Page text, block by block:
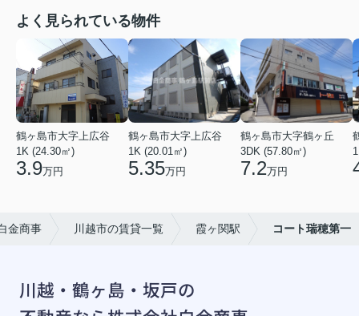
よく見られている物件
鶴ヶ島市大字上広谷
1K (24.30㎡)
3.9万円
鶴ヶ島市大字上広谷
1K (20.01㎡)
5.35万円
鶴ヶ島市大字鶴ヶ丘
3DK (57.80㎡)
7.2万円
金商事 川越市の賃貸一覧 霞ヶ関駅 コート瑞穂第一
川越・鶴ヶ島・坂戸の